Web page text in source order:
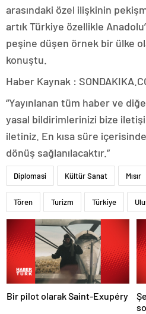
arasındaki özel ilişkinin
artık Türkiye özellikle
peşine düşen örnek bir ülke
konuştu.
Haber Kaynak :
“Yayınlanan tüm haber ve
yasal bildirimlerinizi bize
iletiniz. En kısa süre
dönüş sağlanılacaktır.”
Diplomasi Kültür Sanat Mısır
Tören Turizm Türkiye
Bir pilot olarak Saint-Exupéry